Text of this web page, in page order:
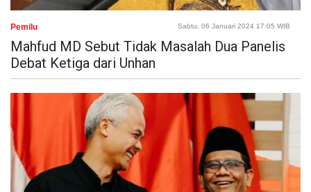
Pemilu Sabtu, 06 Januari 2024 17:05 WIB
Mahfud MD Sebut Tidak Masalah Dua Panelis
Debat Ketiga dari Unhan